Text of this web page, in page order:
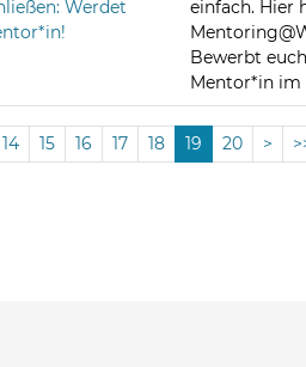
Werdet
einfach. Hier
Bewerbt
Mentor*in
14 15 16 17 18 19 20 >